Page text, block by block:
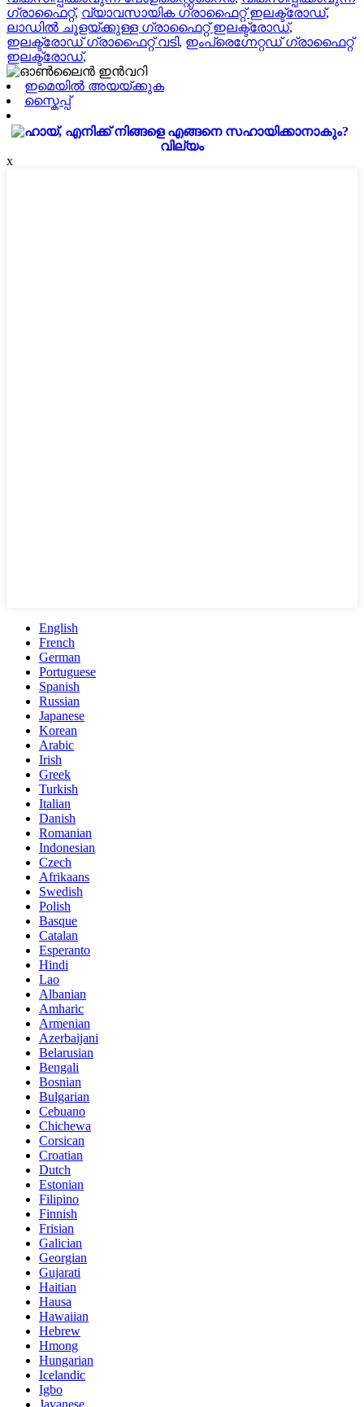
ഗ്രാഫൈറ്റ്, വ്യാവസായിക ഗ്രാഫൈറ്റ് ഇലക്ട്രോഡ്,
ലാഡിൽ ചൂളയ്ക്കുള്ള ഗ്രാഫൈറ്റ് ഇലക്ട്രോഡ്,
ഇലക്ട്രോഡ് ഗ്രാഫൈറ്റ് വടി, ഇംപ്രെഗ്നേറ്റഡ് ഗ്രാഫൈറ്റ്
ഇലക്ട്രോഡ്,
ഇമെയിൽ അയയ്ക്കുക
സ്കൈപ്പ്
വില്യം
x
English
French
German
Portuguese
Spanish
Russian
Japanese
Korean
Arabic
Irish
Greek
Turkish
Italian
Danish
Romanian
Indonesian
Czech
Afrikaans
Swedish
Polish
Basque
Catalan
Esperanto
Hindi
Lao
Albanian
Amharic
Armenian
Azerbaijani
Belarusian
Bengali
Bosnian
Bulgarian
Cebuano
Chichewa
Corsican
Croatian
Dutch
Estonian
Filipino
Finnish
Frisian
Galician
Georgian
Gujarati
Haitian
Hausa
Hawaiian
Hebrew
Hmong
Hungarian
Icelandic
Igbo
Javanese